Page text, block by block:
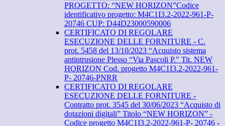
PROGETTO: “NEW HORIZON”Codice
identificativo progetto: M4C1I3.2-2022-961-P-
20746 CUP: D44D23000590006
CERTIFICATO DI REGOLARE
ESECUZIONE DELLE FORNITURE - C.
prot. 5458 del 13/10/2023 “Acquisto sistema
antintrusione Plesso “Via Pascoli P." Tit. NEW
HORIZON Cod. progetto M4C1I3.2-2022-961-
P- 20746-PNRR
CERTIFICATO DI REGOLARE
ESECUZIONE DELLE FORNITURE -
Contratto prot. 3545 del 30/06/2023 “Acquisto di
dotazioni digitali” Titolo “NEW HORIZON” -
Codice progetto M4C1I3.2-2022-961-P- 20746 -